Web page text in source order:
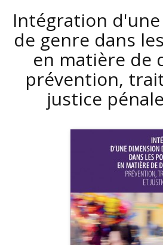
Intégration
de genre dans
en matière de
prévention,
justice pénale